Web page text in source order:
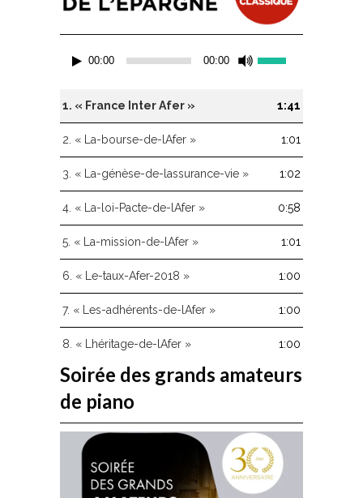
audio
00:00 00:00
haut/bas
pour
augmenter
ou
diminuer
le
volume.
1. « France Inter Afer » 1:41
2. « La-bourse-de-lAfer » 1:01
3. « La-génèse-de-lassurance-vie » 1:02
4. « La-loi-Pacte-de-lAfer » 0:58
5. « La-mission-de-lAfer » 1:01
6. « Le-taux-Afer-2018 » 1:00
7. « Les-adhérents-de-lAfer » 1:00
8. « Lhéritage-de-lAfer » 1:00
Soirée des grands amateurs
de piano